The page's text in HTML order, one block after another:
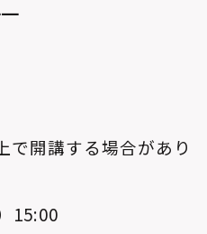
開講する場合があり
15:00